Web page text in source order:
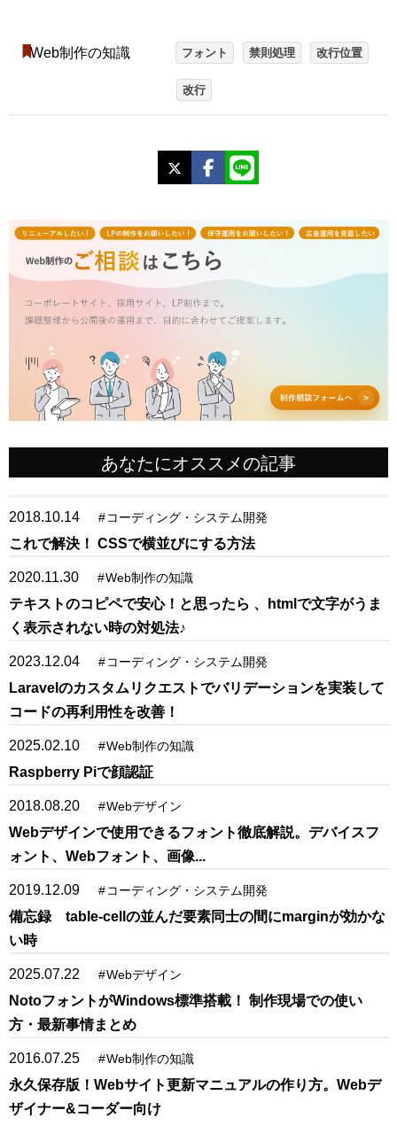
Web制作の知識 フォント 禁則処理 改行位置
改行
Facebook
あなたにオススメの記事
2018.10.14 #コーディング・システム開発
これで解決！ CSSで横並びにする方法
2020.11.30 #Web制作の知識
テキストのコピペで安心！と思ったら 、htmlで文字がうま
く表示されない時の対処法♪
2023.12.04 #コーディング・システム開発
Laravelのカスタムリクエストでバリデーションを実装して
コードの再利用性を改善！
2025.02.10 #Web制作の知識
Raspberry Piで顔認証
2018.08.20 #Webデザイン
Webデザインで使用できるフォント徹底解説。デバイスフ
ォント、Webフォント、画像...
2019.12.09 #コーディング・システム開発
備忘録 table-cellの並んだ要素同士の間にmarginが効かな
い時
2025.07.22 #Webデザイン
NotoフォントがWindows標準搭載！ 制作現場での使い
方・最新事情まとめ
2016.07.25 #Web制作の知識
永久保存版！Webサイト更新マニュアルの作り方。Webデ
ザイナー&コーダー向け